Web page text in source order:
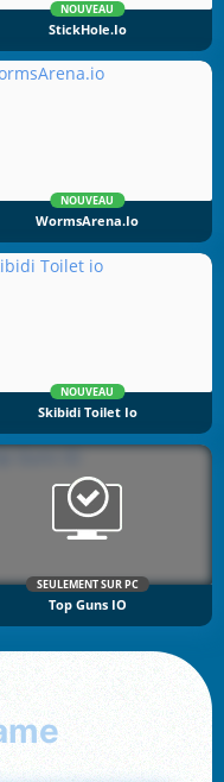
NOUVEAU
StickHole.io
NOUVEAU
WormsArena.io
NOUVEAU
Skibidi Toilet Io
SEULEMENT SUR PC
Top Guns IO